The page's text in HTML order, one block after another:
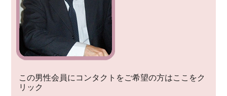
この男性会員にコンタクトをご希望の方はここをク
リック